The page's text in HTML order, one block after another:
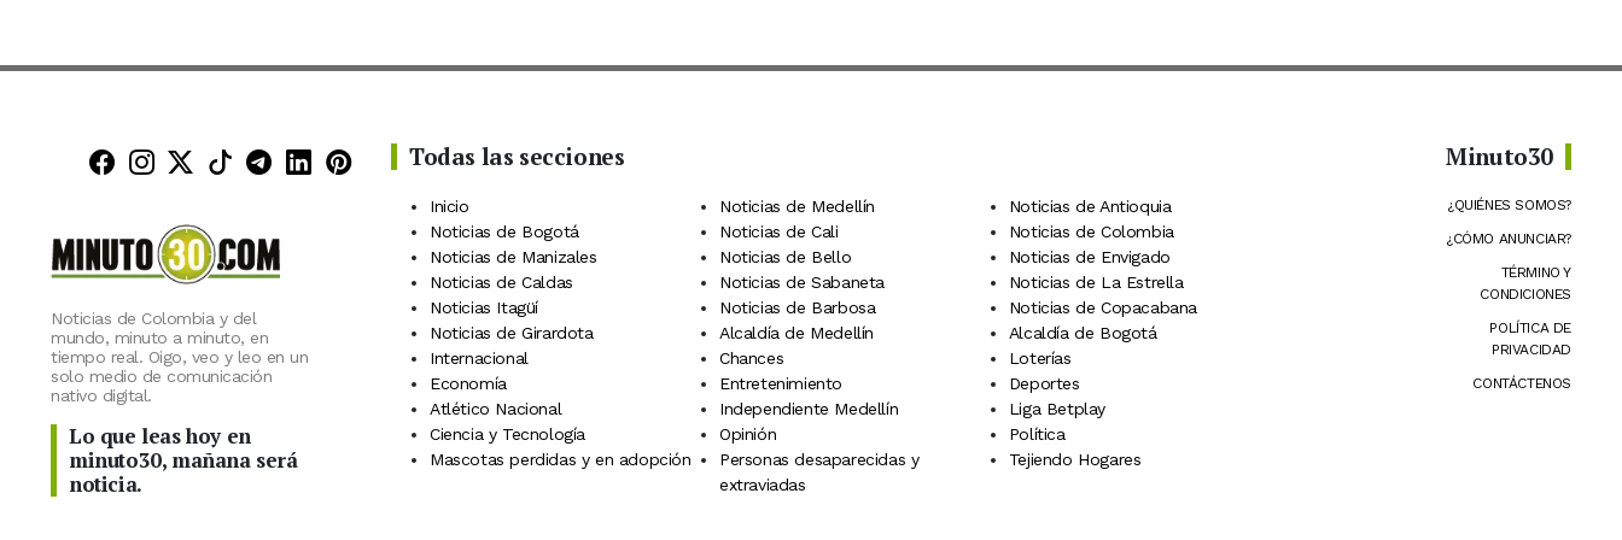
Minuto30 en Facebook
Minuto30 en Instagram
Minuto30 en X (Twitter)
Minuto30 en TikTok
Canal de Minuto30 en Telegram
Minuto30 en LinkedIn
Minuto30 en Pinterest
Noticias de Colombia y del
mundo, minuto a minuto, en
tiempo real. Oigo, veo y leo en un
solo medio de comunicación
nativo digital.
Lo que leas hoy en
minuto30, mañana será
noticia.
Todas las secciones
Inicio Noticias de Medellín
Noticias de Antioquia
Noticias de Bogotá
Noticias de Cali
Noticias de Colombia
Noticias de Manizales
Noticias de Bello
Noticias de Envigado
Noticias de Caldas
Noticias de Sabaneta
Noticias de La Estrella
Noticias Itagüí
Noticias de Barbosa
Noticias de Copacabana
Noticias de Girardota
Alcaldía de Medellín
Alcaldía de Bogotá
Internacional
Chances
Loterías
Economía
Entretenimiento
Deportes
Atlético Nacional
Independiente Medellín
Liga Betplay
Ciencia y Tecnología
Opinión
Política
Mascotas perdidas y en adopción
Personas desaparecidas y
extraviadas
Tejiendo Hogares
Minuto30
¿QUIÉNES SOMOS?
¿CÓMO ANUNCIAR?
TÉRMINO Y
CONDICIONES
POLÍTICA DE
PRIVACIDAD
CONTÁCTENOS